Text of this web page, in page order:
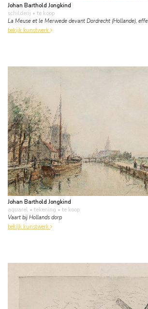
Johan Barthold Jongkind
schilderij • te koop
La Meuse et le Merwede devant Dordrecht (Hollande),
bekijk kunstwerk
Johan Barthold Jongkind
aquarel • tekening • te koop
Vaart bij Hollands dorp
bekijk kunstwerk